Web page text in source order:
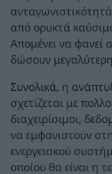
από ορυκτά
Απομένει να φανεί
δώσουν
Συνολικά, η
σχετίζεται με
διαχειρίσιμοι,
να εμφανιστούν
ενεργειακού
οποίου θα είναι η